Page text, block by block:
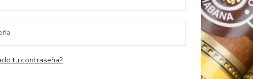
tu contraseña?